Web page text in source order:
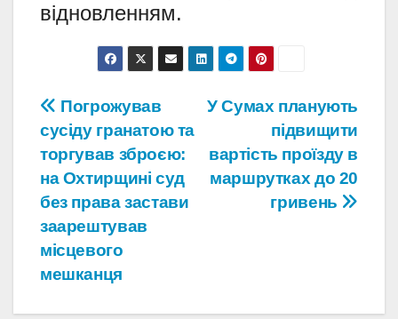
відновленням.
Навігація
записів
У Сумах планують
підвищити
вартість проїзду в
маршрутках до 20
гривень
Погрожував
сусіду гранатою та
торгував зброєю:
на Охтирщині суд
без права застави
заарештував
місцевого
мешканця